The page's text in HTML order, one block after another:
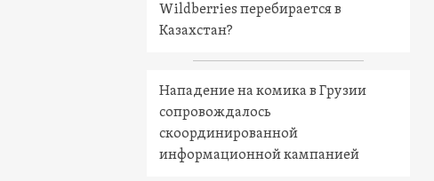
Wildberries перебирается в
Казахстан?
Нападение на комика в Грузии
сопровождалось
скоординированной
информационной кампанией